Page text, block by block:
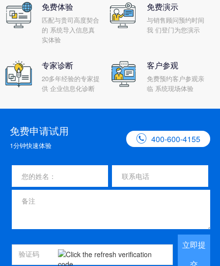
免费体验
匹配与贵司高度契合
的 系统导入信息真
实体验
免费演示
与销售顾问预约时间
我 们登门为您演示
专家诊断
20多年经验的专家提
供 企业信息化诊断
客户参观
免费预约客户参观亲
临 系统现场体验
免费申请试用
1分钟快速体验
 400-600-4155
立即提